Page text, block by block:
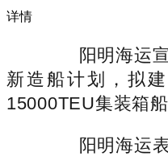
详情
阳明海运宣
新造船计划，拟
15000TEU集装箱船
阳明海运表